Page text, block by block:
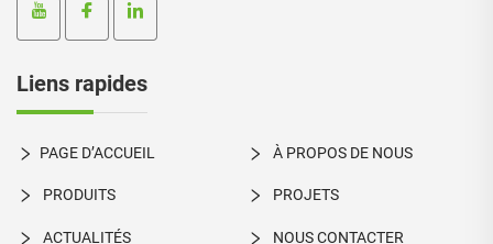
Liens rapides
PAGE D’ACCUEIL À PROPOS DE NOUS
PRODUITS PROJETS
ACTUALITÉS NOUS CONTACTER